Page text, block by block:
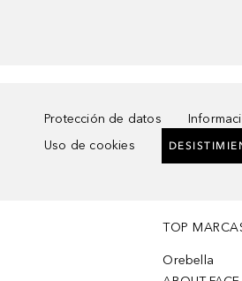
Protección de datos
Uso de cookies
TOP
Orebella